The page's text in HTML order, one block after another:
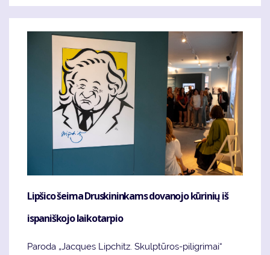
Lipšico šeima Druskininkams dovanojo kūrinių iš
ispaniškojo laikotarpio
Paroda „Jacques Lipchitz. Skulptūros-piligrimai“